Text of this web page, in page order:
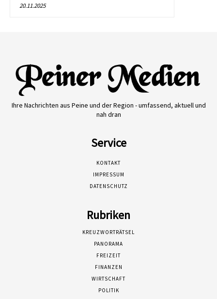
20.11.2025
Ihre Nachrichten aus Peine und der Region - umfassend, aktuell und
nah dran
Service
KONTAKT
IMPRESSUM
DATENSCHUTZ
Rubriken
KREUZWORTRÄTSEL
PANORAMA
FREIZEIT
FINANZEN
WIRTSCHAFT
POLITIK